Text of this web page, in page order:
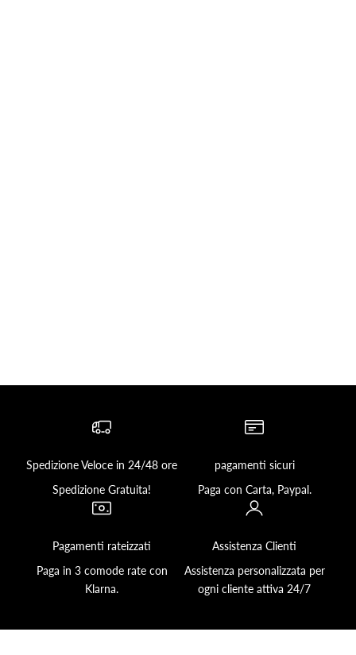
Spedizione Veloce in 24/48 ore
Spedizione Gratuita!
pagamenti sicuri
Paga con Carta, Paypal.
Pagamenti rateizzati
Paga in 3 comode rate con
Klarna.
Assistenza Clienti
Assistenza personalizzata per
ogni cliente attiva 24/7